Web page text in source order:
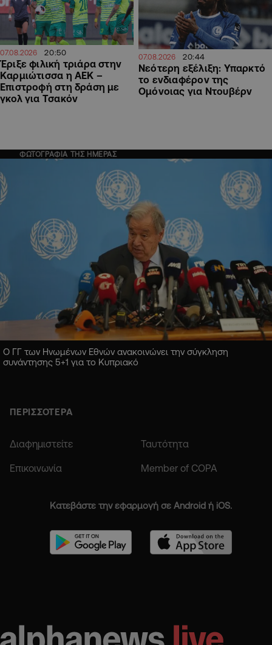
07.08.2026 20:50
Έριξε φιλική τριάρα στην
Καρμιώτισσα η ΑΕΚ –
Επιστροφή στη δράση με
γκολ για Τσακόν
07.08.2026 20:44
Νεότερη εξέλιξη: Υπαρκτό
το ενδιαφέρον της
Ομόνοιας για Ντουβέρν
ΦΩΤΟΓΡΑΦΙΑ ΤΗΣ ΗΜΕΡΑΣ
Ο ΓΓ των Ηνωμένων Εθνών ανακοινώνει την σύγκληση
συνάντησης 5+1 για το Κυπριακό
ΠΕΡΙΣΣΟΤΕΡΑ
Διαφημιστείτε Ταυτότητα
Επικοινωνία Member of COPA
Κατεβάστε την εφαρμογή σε Android ή iOS.